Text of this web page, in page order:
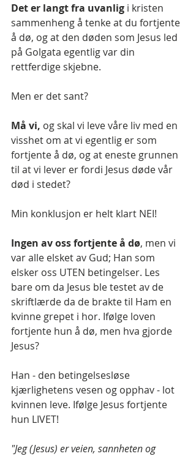
Det er langt fra uvanlig i kristen
sammenheng å tenke at du fortjente
å dø, og at den døden som Jesus led
på Golgata egentlig var din
rettferdige skjebne.
Men er det sant?
Må vi, og skal vi leve våre liv med en
visshet om at vi egentlig er som
fortjente å dø, og at eneste grunnen
til at vi lever er fordi Jesus døde vår
død i stedet?
Min konklusjon er helt klart NEI!
Ingen av oss fortjente å dø, men vi
var alle elsket av Gud; Han som
elsker oss UTEN betingelser. Les
bare om da Jesus ble testet av de
skriftlærde da de brakte til Ham en
kvinne grepet i hor. Ifølge loven
fortjente hun å dø, men hva gjorde
Jesus?
Han - den betingelsesløse
kjærlighetens vesen og opphav - lot
kvinnen leve. Ifølge Jesus fortjente
hun LIVET!
"Jeg (Jesus) er veien, sannheten og